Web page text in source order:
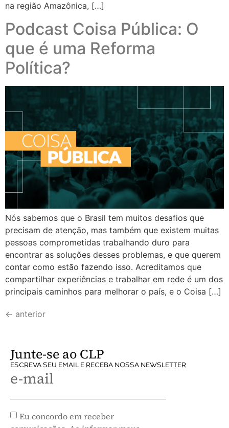
na região Amazônica, […]
Podcast Coisa Pública: O
que é uma Reforma
Política?
Nós sabemos que o Brasil tem muitos desafios que
precisam de atenção, mas também que existem muitas
pessoas comprometidas trabalhando duro para
encontrar as soluções desses problemas, e que querem
contar como estão fazendo isso. Acreditamos que
compartilhar experiências e trabalhar em rede é um dos
principais caminhos para melhorar o país, e o Coisa […]
← anterior
Junte-se ao CLP
ESCREVA SEU EMAIL E RECEBA NOSSA NEWSLETTER
e-mail
Eu concordo em receber